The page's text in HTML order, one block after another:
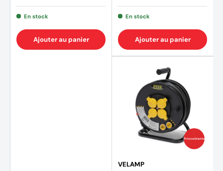
En stock
Ajouter au panier
En stock
Ajouter au panier
Prix coûtants
VELAMP